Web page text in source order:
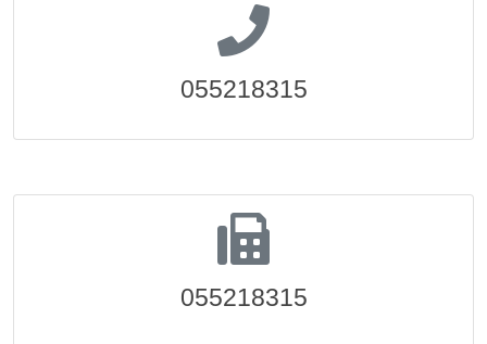
055218315
055218315